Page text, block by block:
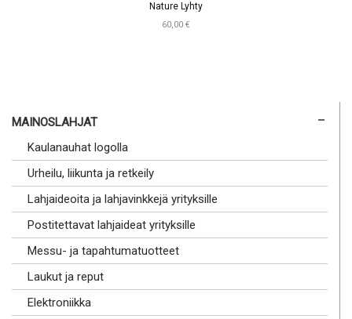
Nature Lyhty
60,00 €
MAINOSLAHJAT
Kaulanauhat logolla
Urheilu, liikunta ja retkeily
Lahjaideoita ja lahjavinkkejä yrityksille
Postitettavat lahjaideat yrityksille
Messu- ja tapahtumatuotteet
Laukut ja reput
Elektroniikka